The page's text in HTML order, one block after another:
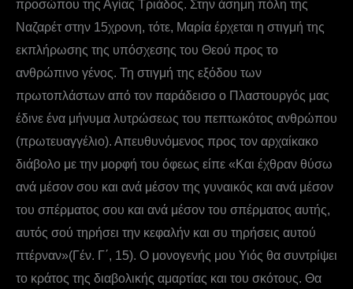
προσώπου της Αγίας Τριάδος. Στην άσημη πόλη της
Ναζαρέτ στην 15χρονη, τότε, Μαρία έρχεται η στιγμή της
εκπλήρωσης της υπόσχεσης του Θεού προς το
ανθρώπινο γένος. Τη στιγμή της εξόδου των
πρωτοπλάστων από τον παράδεισο ο Πλαστουργός μας
έδινε ένα μήνυμα λυτρώσεως του πεπτωκότος ανθρώπου
(πρωτευαγγέλιο). Απευθυνόμενος προς τον αρχαίκακο
διάβολο με την μορφή του όφεως είπε «Και έχθραν θύσω
ανά μέσον σου και ανά μέσον της γυναικός και ανά μέσον
του σπέρματος σου και ανά μέσον του σπέρματος αυτής,
αυτός σού τηρήσει την κεφαλήν και συ τηρήσεις αυτού
πτέρναν»(Γέν. Γ΄, 15). Ο μονογενής μου Υιός θα συντρίψει
το κράτος της διαβολικής αμαρτίας και του σκότους. Θα